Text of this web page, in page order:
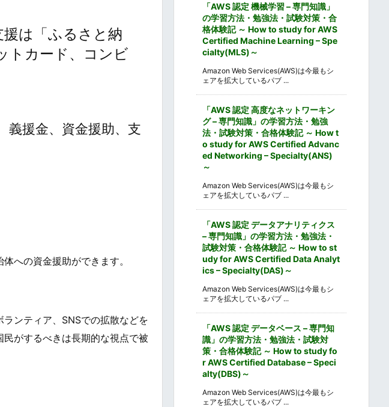
は「ふるさと納
トカード、コンビ
義援金、資金援助、支
への資金援助ができます。
ンティア、SNSでの拡散などを
がするべきは長期的な視点で被
「AWS 認定 機械学習 – 専門知識」
の学習方法・勉強法・試験対策・合
格体験記 ～ How to study for AWS
Certified Machine Learning – Spe
cialty(MLS)～
Amazon Web Services(AWS)は今最もシ
ェアを拡大しているパブ ...
「AWS 認定 高度なネットワーキン
グ – 専門知識」の学習方法・勉強
法・試験対策・合格体験記 ～ How t
o study for AWS Certified Advanc
ed Networking – Specialty(ANS)
～
Amazon Web Services(AWS)は今最もシ
ェアを拡大しているパブ ...
「AWS 認定 データアナリティクス
– 専門知識」の学習方法・勉強法・
試験対策・合格体験記 ～ How to st
udy for AWS Certified Data Analyt
ics – Specialty(DAS)～
Amazon Web Services(AWS)は今最もシ
ェアを拡大しているパブ ...
「AWS 認定 データベース – 専門知
識」の学習方法・勉強法・試験対
策・合格体験記 ～ How to study fo
r AWS Certified Database – Speci
alty(DBS)～
Amazon Web Services(AWS)は今最もシ
ェアを拡大しているパブ ...